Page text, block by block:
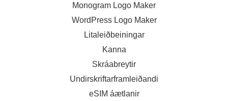
Monogram Logo Maker
WordPress Logo Maker
Litaleiðbeiningar
Kanna
Skráabreytir
Undirskriftarframleiðandi
eSIM áætlanir